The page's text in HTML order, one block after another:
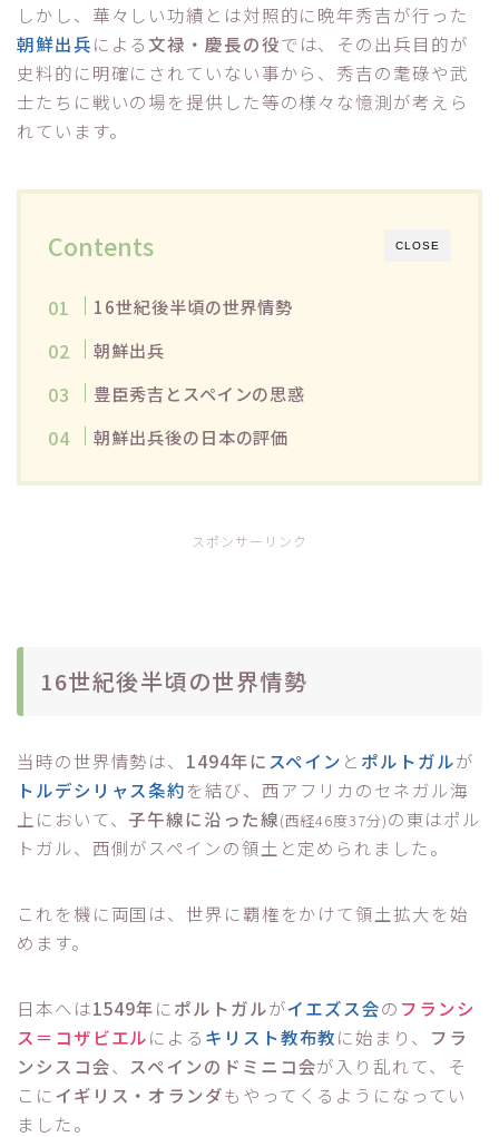
しかし、華々しい功績とは対照的に晩年秀吉が行った
朝鮮出兵による文禄・慶長の役では、その出兵目的が
史料的に明確にされていない事から、秀吉の耄碌や武
士たちに戦いの場を提供した等の様々な憶測が考えら
れています。
CLOSE
Contents
16世紀後半頃の世界情勢
朝鮮出兵
豊臣秀吉とスペインの思惑
朝鮮出兵後の日本の評価
スポンサーリンク
16世紀後半頃の世界情勢
当時の世界情勢は、 1494年に スペイン と ポルトガルが
トルデシリャス条約を結び、西アフリカのセネガル海
上において、子午線に沿った線(西経46度37分)の東はポル
トガル、西側がスペインの領土と定められました。
これを機に両国は、世界に覇権をかけて領土拡大を始
めます。
日本へは1549年にポルトガルがイエズス会の フランシ
ス＝コザビエルによる キリスト教布教に始まり、 フラ
ンシスコ会、 スペインのドミニコ会が入り乱れて、そ
こにイギリス・オランダもやってくるようになってい
ました。